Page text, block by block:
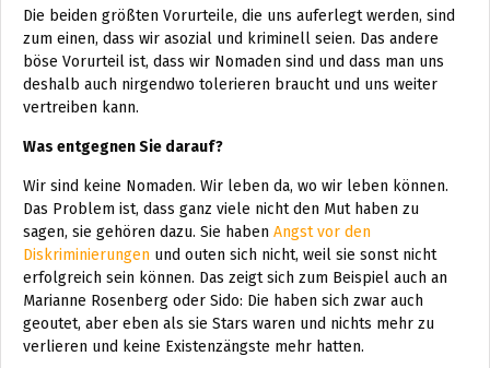
Die beiden größten Vorurteile, die uns auferlegt werden, sind
zum einen, dass wir asozial und kriminell seien. Das andere
böse Vorurteil ist, dass wir Nomaden sind und dass man uns
deshalb auch nirgendwo tolerieren braucht und uns weiter
vertreiben kann.
Was entgegnen Sie darauf?
Wir sind keine Nomaden. Wir leben da, wo wir leben können.
Das Problem ist, dass ganz viele nicht den Mut haben zu
sagen, sie gehören dazu. Sie haben Angst vor den
Diskriminierungen und outen sich nicht, weil sie sonst nicht
erfolgreich sein können. Das zeigt sich zum Beispiel auch an
Marianne Rosenberg oder Sido: Die haben sich zwar auch
geoutet, aber eben als sie Stars waren und nichts mehr zu
verlieren und keine Existenzängste mehr hatten.